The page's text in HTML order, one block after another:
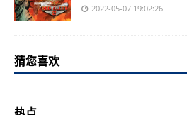
2022-05-07 19:02:26
猜您喜欢